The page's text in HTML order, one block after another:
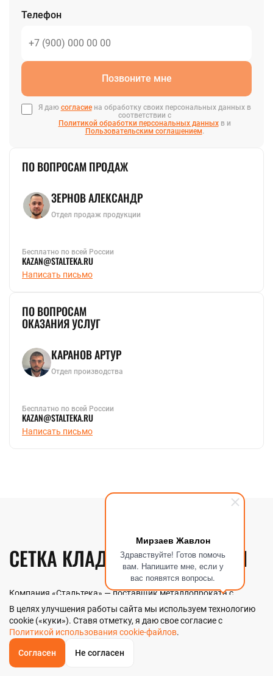
Мирзаев Жавлон
Здравствуйте! Готов помочь
вам. Напишите мне, если у
вас появятся вопросы.
ОБРАТНЫЙЗВОНОК
Телефон
Позвоните мне
Я даю согласиена обработку своих персональных данных в
соответствии с
Политикой обработки персональных данныхв и
Пользовательским соглашением.
ПО ВОПРОСАМ ПРОДАЖ
ЗЕРНОВ АЛЕКСАНДР
Отдел продаж продукции
Бесплатно по всей России
KAZAN@STALTEKA.RU
Написать письмо
ПО ВОПРОСАМ
ОКАЗАНИЯ УСЛУГ
КАРАНОВ АРТУР
Отдел производства
Бесплатно по всей России
KAZAN@STALTEKA.RU
Написать письмо
СЕТКА КЛАДОЧНАЯ В КАЗАНИ
Компания «Стальтека» — поставщик металлопроката с
более 130 видов металлопроката и 70 наименований
металлоизделий — черный, цветной и нержавеющий прокат
любых типоразмеров. Мы реализуем сетку кладочную как
оптом, так и в розницу прямо со склада из наличия или под
заказ. Контроль качества на всех этапах — от входного
анализа до отгрузки.
Главная
В целях улучшения работы сайта мы используем технологию
cookie («куки»). Ставя отметку, я даю свое согласие с
Политикой использования cookie-файлов.
Согласен Не согласен